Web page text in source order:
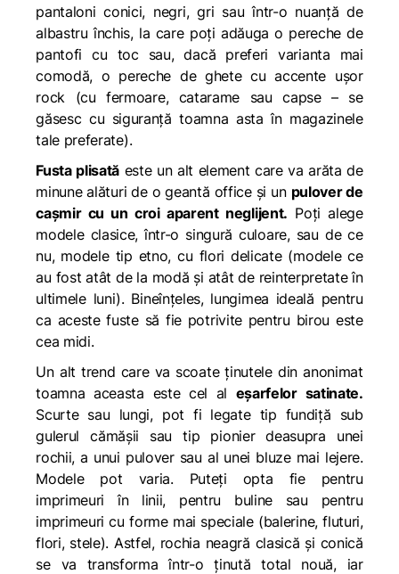
pantaloni conici, negri, gri sau într-o nuanță de
albastru închis, la care poți adăuga o pereche de
pantofi cu toc sau, dacă preferi varianta mai
comodă, o pereche de ghete cu accente ușor
rock (cu fermoare, catarame sau capse – se
găsesc cu siguranță toamna asta în magazinele
tale preferate).
Fusta plisată este un alt element care va arăta de
minune alături de o geantă office și un pulover de
cașmir cu un croi aparent neglijent. Poți alege
modele clasice, într-o singură culoare, sau de ce
nu, modele tip etno, cu flori delicate (modele ce
au fost atât de la modă și atât de reinterpretate în
ultimele luni). Bineînțeles, lungimea ideală pentru
ca aceste fuste să fie potrivite pentru birou este
cea midi.
Un alt trend care va scoate ținutele din anonimat
toamna aceasta este cel al eșarfelor satinate.
Scurte sau lungi, pot fi legate tip fundiță sub
gulerul cămășii sau tip pionier deasupra unei
rochii, a unui pulover sau al unei bluze mai lejere.
Modele pot varia. Puteți opta fie pentru
imprimeuri în linii, pentru buline sau pentru
imprimeuri cu forme mai speciale (balerine, fluturi,
flori, stele). Astfel, rochia neagră clasică și conică
se va transforma într-o ținută total nouă, iar